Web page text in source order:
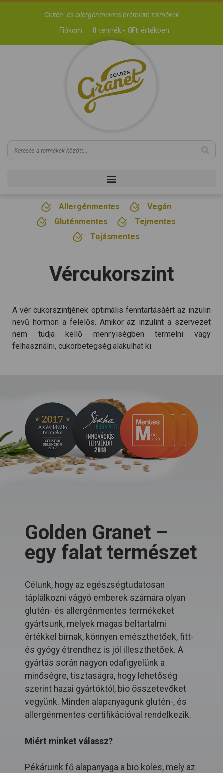
Glutén- és allergénmentes prémium termékek
Fiókom
0 termék - 0Ft értékben
Allergénmentes
Vegán
Gluténmentes
Tejmentes
Tojásmentes
Vércukorszint
A vér cukorszintjének optimális fenntartásáért az inzulin
nevű hormon a felelős. Amikor az inzulint a szervezet
nem tudja kellő mennyiségben termelni vagy
felhasználni, cukorbetegség alakulhat ki.
Golden Granet –
egy falat természet
Célunk, hogy az egészségtudatosan
táplálkozni vágyó emberek számára olyan
glutén- és allergénmentes termékeket
gyártsunk, melyek magas beltartalmi
értékkel bírnak, könnyen emészthetőek, fitt-
és gyógy étrendhez is jól illeszthetőek. A
gyártás során nagyon odafigyelünk a
minőségre, tisztaságra, hogy lehetőség
szerint hazai gyártóktól, bio összetevőket
vegyünk. Minden alapanyagunk glutén-, és
allergénmentes certifikációval rendelkezik.
Miért minket válassz?
Pékáruink fő alapanyaga a bio köles, mely az